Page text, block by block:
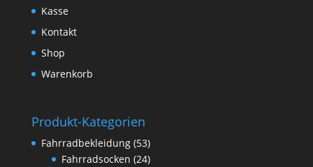
Kasse
Kontakt
Shop
Warenkorb
Produkt-Kategorien
Fahrradbekleidung (53)
Fahrradsocken (24)